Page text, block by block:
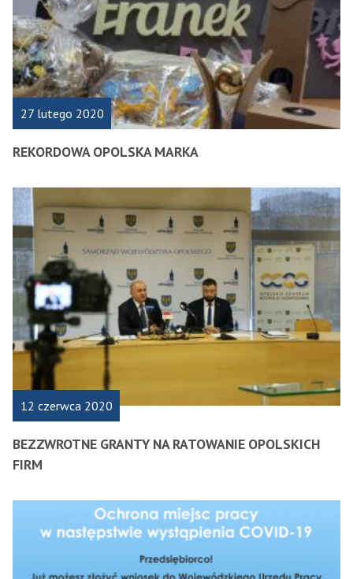
27 lutego 2020
REKORDOWA OPOLSKA MARKA
12 czerwca 2020
BEZZWROTNE GRANTY NA RATOWANIE OPOLSKICH
FIRM